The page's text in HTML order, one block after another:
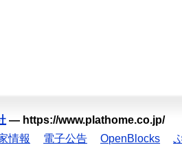
— https://www.plathome.co.jp/
情報 電子公告 OpenBlocks